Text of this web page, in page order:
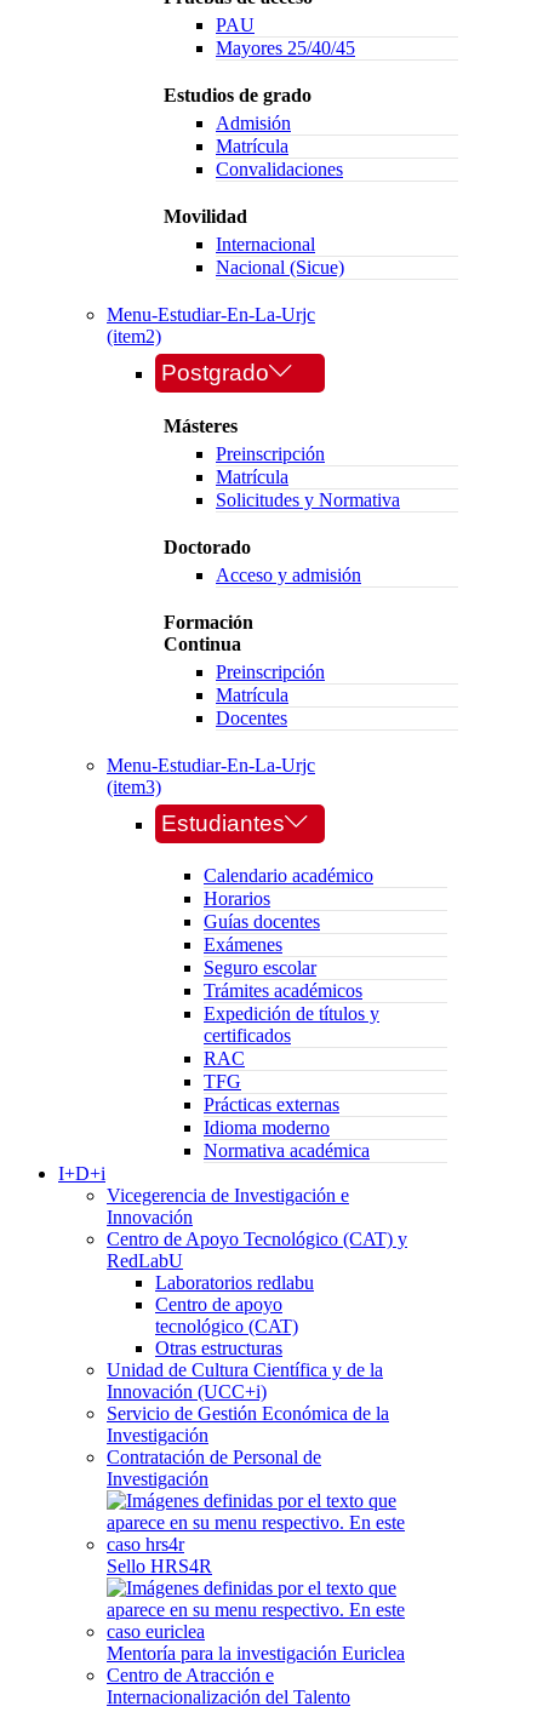
PAU
Mayores 25/40/45
Estudios de grado
Admisión
Matrícula
Convalidaciones
Movilidad
Internacional
Nacional (Sicue)
Menu-Estudiar-En-La-Urjc
(item2)
Postgrado
Másteres
Preinscripción
Matrícula
Solicitudes y Normativa
Doctorado
Acceso y admisión
Formación
Continua
Preinscripción
Matrícula
Docentes
Menu-Estudiar-En-La-Urjc
(item3)
Estudiantes
Calendario académico
Horarios
Guías docentes
Exámenes
Seguro escolar
Trámites académicos
Expedición de títulos y
certificados
RAC
TFG
Prácticas externas
Idioma moderno
Normativa académica
I+D+i
Vicegerencia de Investigación e
Innovación
Centro de Apoyo Tecnológico (CAT) y
RedLabU
Laboratorios redlabu
Centro de apoyo
tecnológico (CAT)
Otras estructuras
Unidad de Cultura Científica y de la
Innovación (UCC+i)
Servicio de Gestión Económica de la
Investigación
Contratación de Personal de
Investigación
Sello HRS4R
Mentoría para la investigación Euriclea
Centro de Atracción e
Internacionalización del Talento